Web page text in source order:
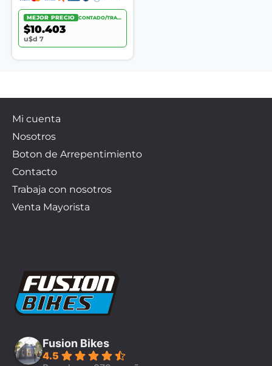
MEJOR PRECIO CONTADO/TRANSF.
$10.403
u$d 7
Mi cuenta
Nosotros
Boton de Arrepentimiento
Contacto
Trabaja con nosotros
Venta Mayorista
Fusion Bikes
4.5